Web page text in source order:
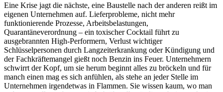
Eine Krise jagt die nächste, eine Baustelle nach der anderen reißt im
eigenen Unternehmen auf. Lieferprobleme, nicht mehr
funktionierende Prozesse, Arbeitsbelastungen,
Quarantäneverordnung – ein toxischer Cocktail führt zu
ausgebrannten High-Performern, Verlust wichtiger
Schlüsselpersonen durch Langzeiterkrankung oder Kündigung und
der Fachkräftemangel gießt noch Benzin ins Feuer. Unternehmern
schwirrt der Kopf, um sie herum beginnt alles zu bröckeln und für
manch einen mag es sich anfühlen, als stehe an jeder Stelle im
Unternehmen irgendetwas in Flammen. Sie wissen kaum, wo man